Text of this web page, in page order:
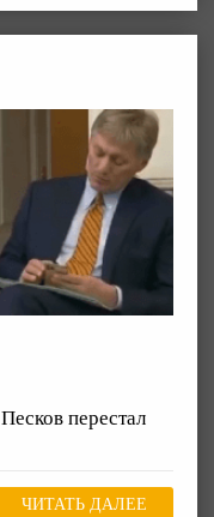
перестал
ЧИТАТЬ ДАЛЕЕ